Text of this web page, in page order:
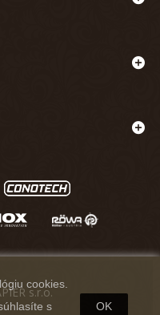
cookies.
s
OK
s.r.o.